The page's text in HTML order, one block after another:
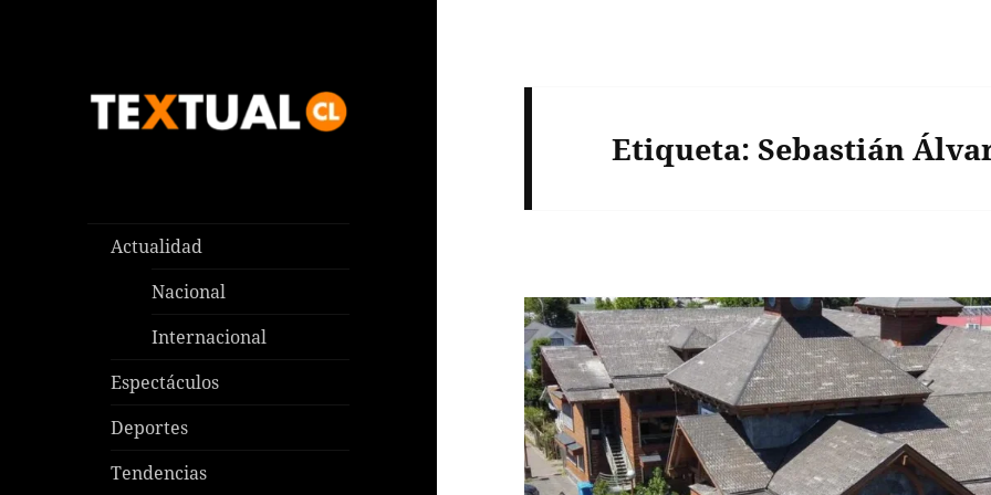
Actualidad
Nacional
Internacional
Espectáculos
Deportes
Tendencias
Etiqueta:Sebastián